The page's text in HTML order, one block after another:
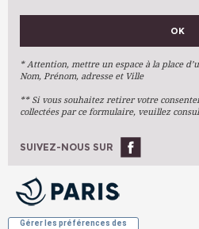
VOS PRÉFÉRENCES
Arts Plastiques
Arts Du Texte
Arts Numériques
Ateliers À L'année
OK
* Attention, mettre un espace à la place
Nom, Prénom, adresse et Ville
** Si vous souhaitez retirer votre
collectées par ce formulaire, veuillez
SUIVEZ-NOUS SUR
Gérer les préférences des